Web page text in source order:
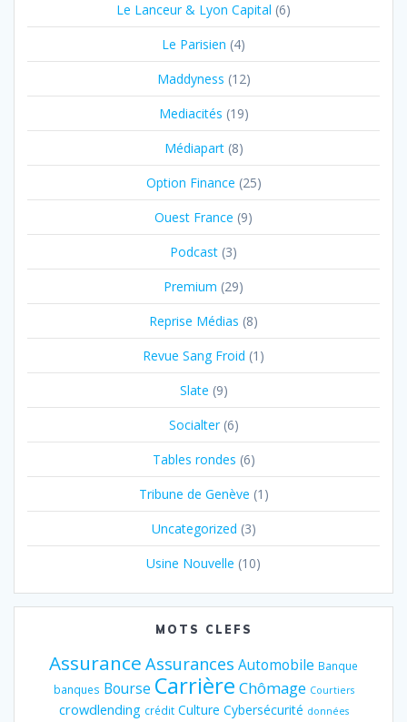
Le Lanceur & Lyon Capital (6)
Le Parisien (4)
Maddyness (12)
Mediacités (19)
Médiapart(8)
Option Finance (25)
Ouest France (9)
Podcast (3)
Premium (29)
Reprise Médias (8)
Revue Sang Froid (1)
Slate (9)
Socialter(6)
Tables rondes (6)
Tribune de Genève (1)
Uncategorized (3)
Usine Nouvelle (10)
MOTS CLEFS
Assurance Assurances Automobile Banque
banques Bourse Carrière Chômage Courtiers
crowdlending crédit Culture Cybersécurité données